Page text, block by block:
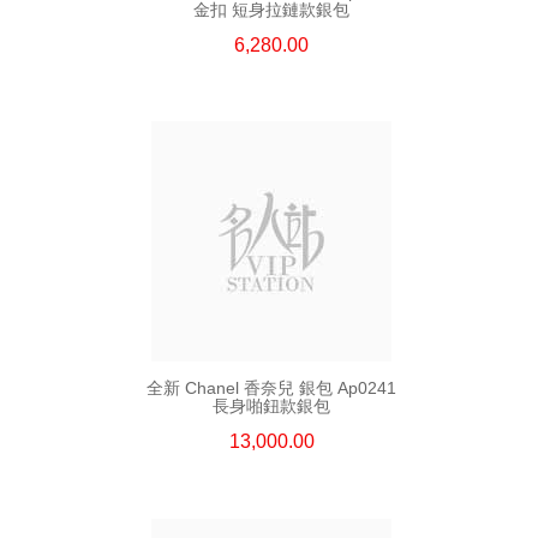
金扣 短身拉鏈款銀包
6,280.00
全新 Chanel 香奈兒 銀包 Ap0241
長身啪鈕款銀包
13,000.00